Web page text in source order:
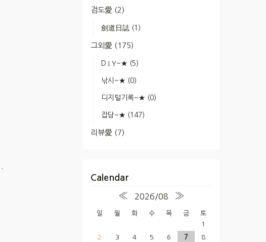
검도愛 (2)
劍道日誌 (1)
그외愛 (175)
D.I.Y~★ (5)
낚시~★ (0)
디지털기록~★ (0)
잡담~★ (147)
리뷰愛 (7)
Calendar
« 2026/08 »
일 월 화 수 목 금
토
1
2
3 4 5 6 7
8